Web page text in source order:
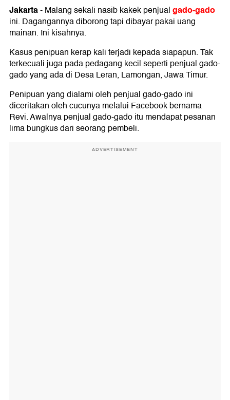
Jakarta-Malang sekali nasib kakek penjualgado-gado
ini. Dagangannya diborong tapi dibayar pakai uang
mainan. Ini kisahnya.
Kasus penipuan kerap kali terjadi kepada siapapun. Tak
terkecuali juga pada pedagang kecil seperti penjual gado-
gado yang ada di Desa Leran, Lamongan, Jawa Timur.
Penipuan yang dialami oleh penjual gado-gado ini
diceritakan oleh cucunya melalui Facebook bernama
Revi. Awalnya penjual gado-gado itu mendapat pesanan
lima bungkus dari seorang pembeli.
ADVERTISEMENT